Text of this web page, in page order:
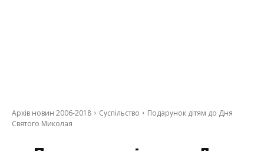
Архів новин 2006-2018 Суспільство
Подарунок дітям до Дня
Святого Миколая